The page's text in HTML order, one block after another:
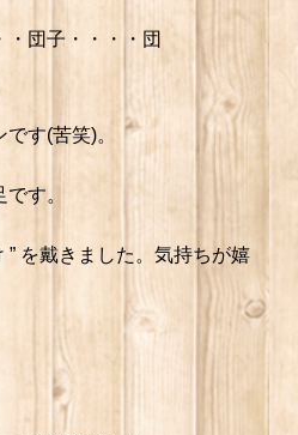
団子・・・・団
す(苦笑)。
す。
” を戴きました。気持ちが嬉